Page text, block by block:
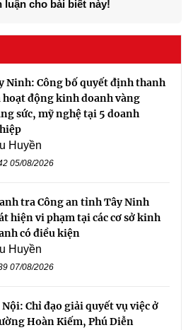
luận cho bài biết này!
Ninh: Công bố quyết định thanh
hoạt động kinh doanh vàng
sức, mỹ nghệ tại 5 doanh
Huyền
05/08/2026
tra Công an tỉnh Tây Ninh
hiện vi phạm tại các cơ sở kinh
có điều kiện
Huyền
07/08/2026
Nội: Chỉ đạo giải quyết vụ việc ở
Hoàn Kiếm, Phú Diễn